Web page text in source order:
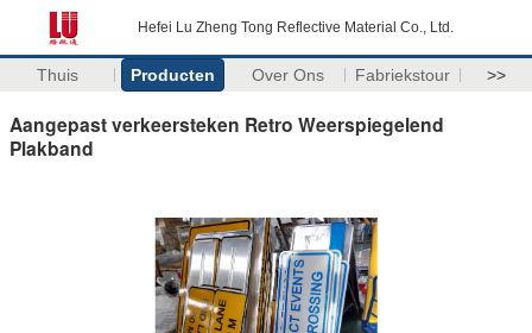
Hefei Lu Zheng Tong Reflective Material Co., Ltd.
Thuis Producten Over Ons Fabriekstour >>
Aangepast verkeersteken Retro Weerspiegelend
Plakband